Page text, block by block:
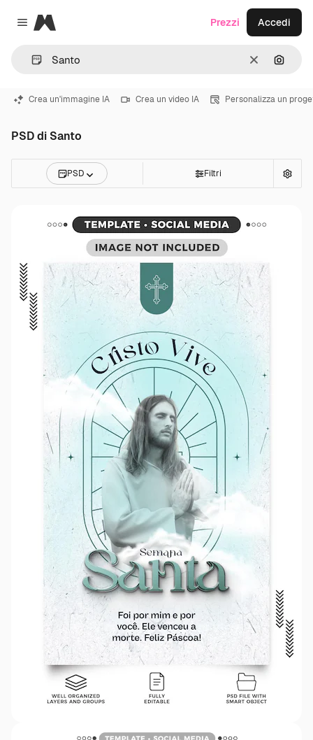
Close menu
Magnific
CancellaCerca
Prezzi Accedi
Crea un'immagine IA Crea un video IA Personalizza un
PSD di Santo
PSD Filtri